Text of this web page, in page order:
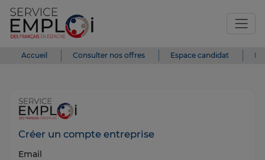
Accueil Consulter nos offres Espace candidat
Créer un compte entreprise
Email